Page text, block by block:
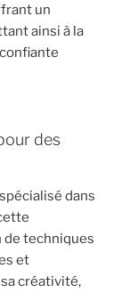
un
ainsi à la
des
dans
de techniques
et
créativité,